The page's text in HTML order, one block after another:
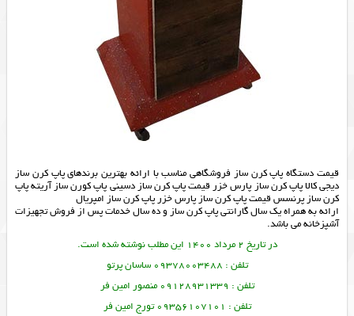
قیمت دستگاه پاپ کرن ساز فروشگاهی مناسب با ارائه بهترین برندهای پاپ کرن ساز
دیجی کالا پاپ کرن ساز پارس خزر قیمت پاپ کرن ساز دسینی پاپ کورن ساز آریته پاپ
کرن ساز پرنسس قیمت پاپ کرن ساز پارس خزر پاپ کرن ساز امپریال
ارائه به همراه یک سال گارانتی پاپ کرن ساز و ده سال خدمات پس از فروش تجهیزات
آشپزخانه می باشد.
در تاریخ 2 مرداد 1400 این مطلب نوشته شده است.
تلفن : 09378003488 ساسان پرتو
تلفن : 09128931339 منصور امین فر
تلفن : 09356107101 تورج امین فر